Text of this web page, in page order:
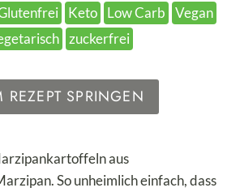
Keto Low Carb
Vegan
zuckerfrei
REZEPT SPRINGEN
aus
So unheimlich einfach, dass